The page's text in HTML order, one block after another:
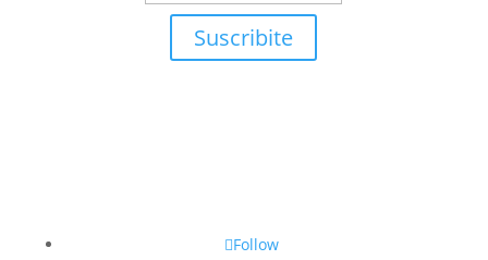
Suscribite
Follow